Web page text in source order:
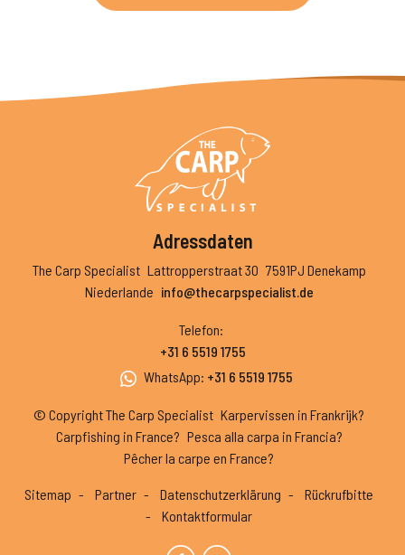
Adressdaten
The Carp Specialist Lattropperstraat 30 7591PJ Denekamp
Niederlande info@thecarpspecialist.de
Telefon:
+31 6 5519 1755
WhatsApp: +31 6 5519 1755
© Copyright The Carp Specialist Karpervissen in Frankrijk?
Carpfishing in France? Pesca alla carpa in Francia?
Pêcher la carpe en France?
Sitemap Partner Datenschutzerklärung
Rückrufbitte
Kontaktformular